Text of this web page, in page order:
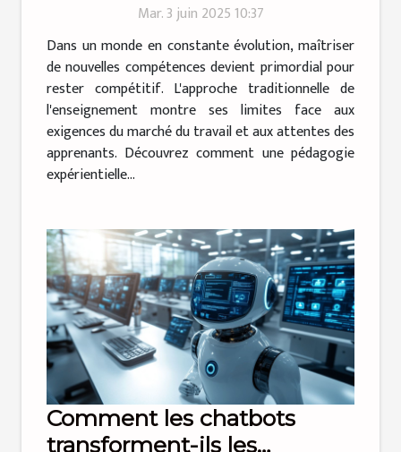
compétencesMar. 3 juin 2025 10:37
Dans un monde en constante évolution, maîtriser
de nouvelles compétences devient primordial pour
rester compétitif. L'approche traditionnelle de
l'enseignement montre ses limites face aux
exigences du marché du travail et aux attentes des
apprenants. Découvrez comment une pédagogie
expérientielle...
Comment les chatbots
transforment-ils les